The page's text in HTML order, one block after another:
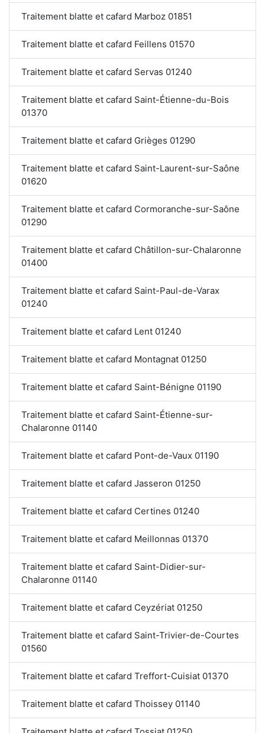
Traitement blatte et cafard Marboz 01851
Traitement blatte et cafard Feillens 01570
Traitement blatte et cafard Servas 01240
Traitement blatte et cafard Saint-Étienne-du-Bois
01370
Traitement blatte et cafard Grièges 01290
Traitement blatte et cafard Saint-Laurent-sur-Saône
01620
Traitement blatte et cafard Cormoranche-sur-Saône
01290
Traitement blatte et cafard Châtillon-sur-Chalaronne
01400
Traitement blatte et cafard Saint-Paul-de-Varax
01240
Traitement blatte et cafard Lent 01240
Traitement blatte et cafard Montagnat 01250
Traitement blatte et cafard Saint-Bénigne 01190
Traitement blatte et cafard Saint-Étienne-sur-
Chalaronne 01140
Traitement blatte et cafard Pont-de-Vaux 01190
Traitement blatte et cafard Jasseron 01250
Traitement blatte et cafard Certines 01240
Traitement blatte et cafard Meillonnas 01370
Traitement blatte et cafard Saint-Didier-sur-
Chalaronne 01140
Traitement blatte et cafard Ceyzériat 01250
Traitement blatte et cafard Saint-Trivier-de-Courtes
01560
Traitement blatte et cafard Treffort-Cuisiat 01370
Traitement blatte et cafard Thoissey 01140